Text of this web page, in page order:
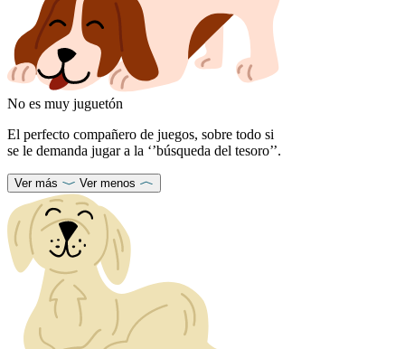
No es muy juguetón
El perfecto compañero de juegos, sobre todo si
se le demanda jugar a la ‘’búsqueda del tesoro’’.
Ver más Ver menos